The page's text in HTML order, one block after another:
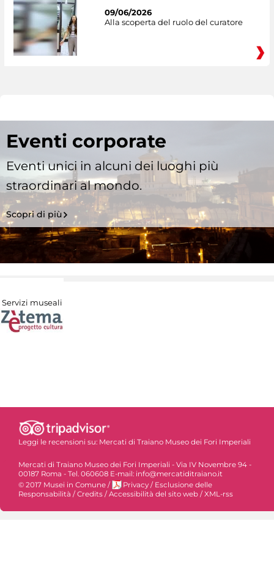
09/06/2026
Alla scoperta del ruolo del curatore
Eventi corporate
Eventi unici in alcuni dei luoghi più
straordinari al mondo.
Scopri di più
Servizi museali
Leggi le recensioni su: Mercati di Traiano Museo dei Fori Imperiali
Mercati di Traiano Museo dei Fori Imperiali - Via IV Novembre 94 -
00187 Roma - Tel. 060608 E-mail: info@mercatiditraiano.it
© 2017 Musei in Comune / Privacy / Esclusione delle
Responsabilità / Credits / Accessibilità del sito web / XML-rss